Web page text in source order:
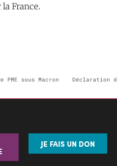
France.
sous Macron Déclaration
JE FAIS UN DON